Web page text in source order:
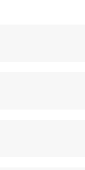
und weltweit
Winterreifen und All
geht.